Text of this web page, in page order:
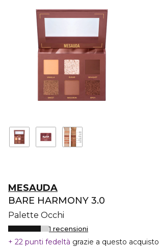
MESAUDA
BARE HARMONY 3.0
Palette Occhi
1 recensioni
22 punti fedeltà grazie a questo acquisto